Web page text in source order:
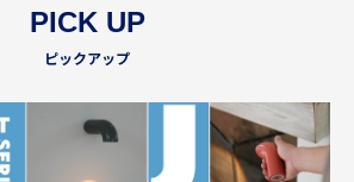
PICK UP
ピックアップ